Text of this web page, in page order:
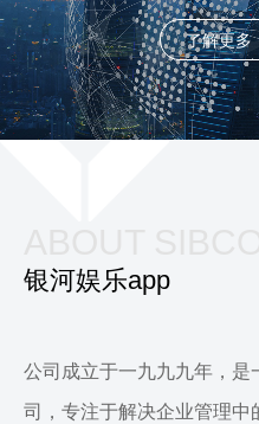
了解更多
银河娱乐app
公司成立于一九九九年，是
司，专注于解决企业管理中